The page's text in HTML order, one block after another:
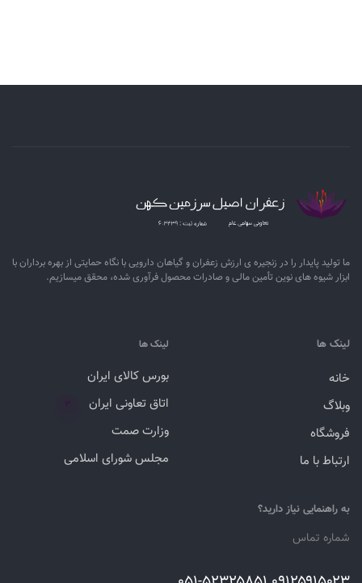
ما تولید پایدار را در زنجیره ­ی­ ارزش زعفران و گیاهان دارویی با نگاه حمایتی از بهره برداران با
ابزار شیوه­ های نوین تأمین مالی و صادرات محصول فرآوری شده، محقق می­سازیم.
لینک ها
خانه
وبلاگ
فروشگاه
ارتباط با ما
لینک ها
بورس کالای ایران
اتاق تعاونی ایران
۳
وزارت صمت
مجلس شورای اسلامی
به راهنمایی نیاز دارید؟
شماره تماس